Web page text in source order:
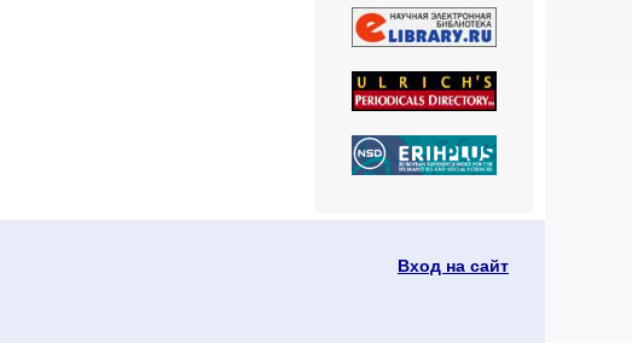
Вход на сайт